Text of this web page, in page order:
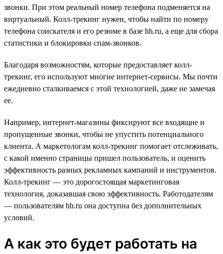
звонки. При этом реальный номер телефона подменяется на
виртуальный. Колл-трекинг нужен, чтобы найти по номеру
телефона соискателя и его резюме в базе hh.ru, а еще для сбора
статистики и блокировки спам-звонков.
Благодаря возможностям, которые предоставляет колл-
трекинг, его используют многие интернет-сервисы. Мы почти
ежедневно сталкиваемся с этой технологией, даже не замечая
ее.
Например, интернет-магазины фиксируют все входящие и
пропущенные звонки, чтобы не упустить потенциального
клиента. А маркетологам колл-трекинг помогает отслеживать,
с какой именно страницы пришел пользователь, и оценить
эффективность разных рекламных кампаний и инструментов.
Колл-трекинг — это дорогостоящая маркетинговая
технология, доказавшая свою эффективность. Работодателям
— пользователям hh.ru она доступна без дополнительных
условий.
А как это будет работать на